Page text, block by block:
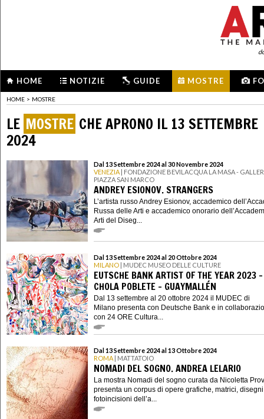
HOME NOTIZIE GUIDE MOSTRE
HOME > MOSTRE
LE MOSTRE CHE APRONO IL 13 SETTEMBRE
2024
Dal 13 Settembre 2024 al 30 Novembre 2024
VENEZIA | FONDAZIONE BEVILACQUA LA MASA -
PIAZZA SAN MARCO
ANDREY ESIONOV. STRANGERS
L’artista russo Andrey Esionov, accademico
Russa delle Arti e accademico onorario
Arti del Diseg...
Dal 13 Settembre 2024 al 20 Ottobre 2024
MILANO | MUDEC MUSEO DELLE CULTURE
EUTSCHE BANK ARTIST OF THE YEAR 2023
CHOLA POBLETE – GUAYMALLÉN
Dal 13 settembre al 20 ottobre 2024 il MUDEC di
Milano presenta con Deutsche Bank e in
con 24 ORE Cultura...
Dal 13 Settembre 2024 al 13 Ottobre 2024
ROMA | MATTATOIO
NOMADI DEL SOGNO. ANDREA LELARIO
La mostra Nomadi del sogno curata da Nicoletta
presenta un corpus di opere grafiche, matrici,
fotoincisioni dell’a...